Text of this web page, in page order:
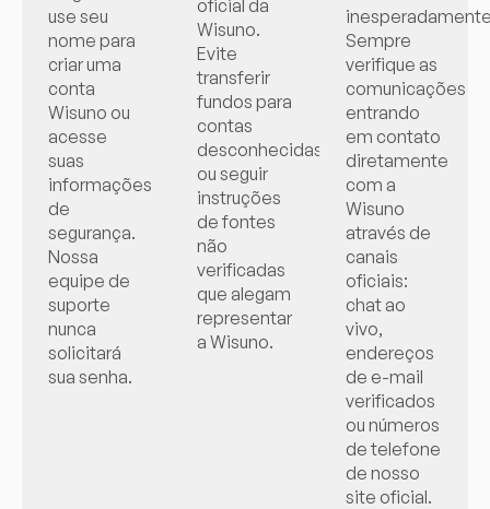
use seu
nome para
criar uma
conta
Wisuno ou
acesse
suas
informações
de
segurança.
Nossa
equipe de
suporte
nunca
solicitará
sua senha.
oficial da
Wisuno.
Evite
transferir
fundos para
contas
desconhecidas
ou seguir
instruções
de fontes
não
verificadas
que alegam
representar
a Wisuno.
Sempre
verifique as
comunicações
entrando
em contato
diretamente
com a
Wisuno
através de
canais
oficiais:
chat ao
vivo,
endereços
de e-mail
verificados
ou números
de telefone
de nosso
site oficial.